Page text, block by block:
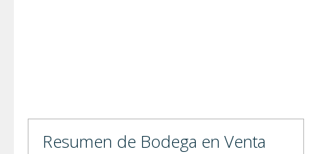
Resumen de Bodega en Venta